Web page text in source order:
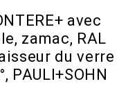
avec
zamac, RAL
du verre
PAULI+SOHN